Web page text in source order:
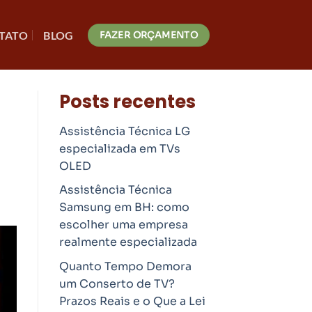
BLOG FAZER ORÇAMENTO
Posts recentes
Assistência Técnica LG
especializada em TVs
OLED
Assistência Técnica
Samsung em BH: como
escolher uma empresa
realmente especializada
Quanto Tempo Demora
um Conserto de TV?
Prazos Reais e o Que a Lei